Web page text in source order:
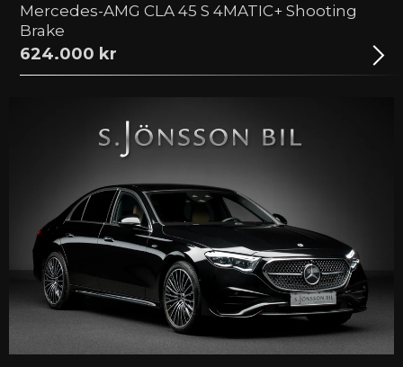
DÖLJ FILTER
Mercedes-AMG CLA 45 S 4MATIC+ Shooting
Brake
624.000 kr